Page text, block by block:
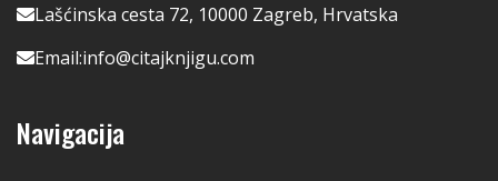
Lašćinska cesta 72, 10000 Zagreb, Hrvatska
Email:info@citajknjigu.com
Navigacija